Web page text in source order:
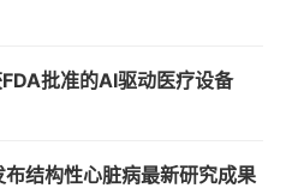
批准的AI驱动医疗设备
结构性心脏病最新研究成果